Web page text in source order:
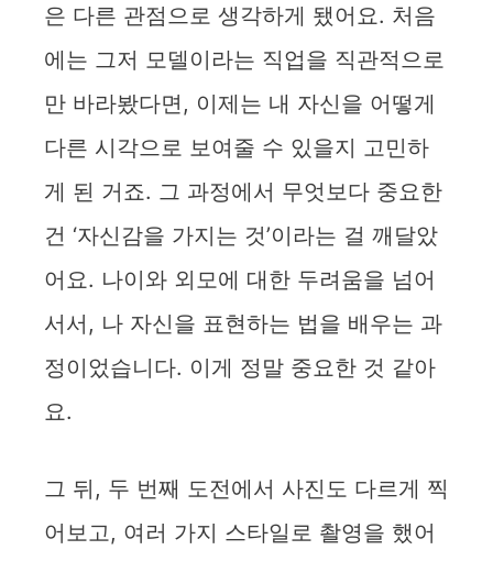
은 다른 관점으로 생각하게 됐어요. 처음
에는 그저 모델이라는 직업을 직관적으로
만 바라봤다면, 이제는 내 자신을 어떻게
다른 시각으로 보여줄 수 있을지 고민하
게 된 거죠. 그 과정에서 무엇보다 중요한
건 ‘자신감을 가지는 것’이라는 걸 깨달았
어요. 나이와 외모에 대한 두려움을 넘어
서서, 나 자신을 표현하는 법을 배우는 과
정이었습니다. 이게 정말 중요한 것 같아
요.
그 뒤, 두 번째 도전에서 사진도 다르게 찍
어보고, 여러 가지 스타일로 촬영을 했어